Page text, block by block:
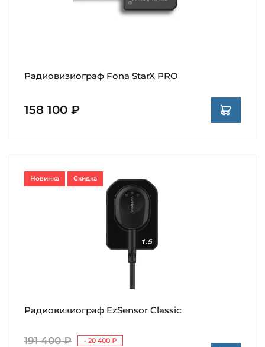
Радиовизиограф Fona StarX PRO
158 100 ₽
Радиовизиограф EzSensor Classic
191 400 ₽ - 20 400 ₽
Новинка Скидка